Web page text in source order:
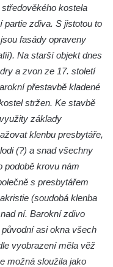
ves
kostela
partie zdiva. S jistotou to
fasády opraveny
Na starší objekt dnes
a zvon ze 17. století
přestavbě kladené
stržen. Ke stavbě
základy
klenbu presbytáře,
(?) a snad všechny
podobě krovu nám
s presbytářem
(soudobá klenba
ní. Barokní zdivo
asi okna všech
vyobrazení měla věž
možná sloužila jako